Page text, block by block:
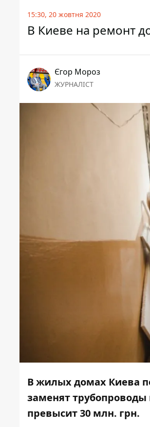
15:30, 20 жовтня 2020
В Киеве на ремонт
Єгор Мороз
ЖУРНАЛІСТ
В жилых домах Киева
заменят
превысит 30 млн. грн.